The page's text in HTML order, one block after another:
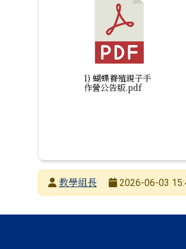
1) 蝴蝶養殖親子手
作營公告版.pdf
發布者教學組長
2026-06-03